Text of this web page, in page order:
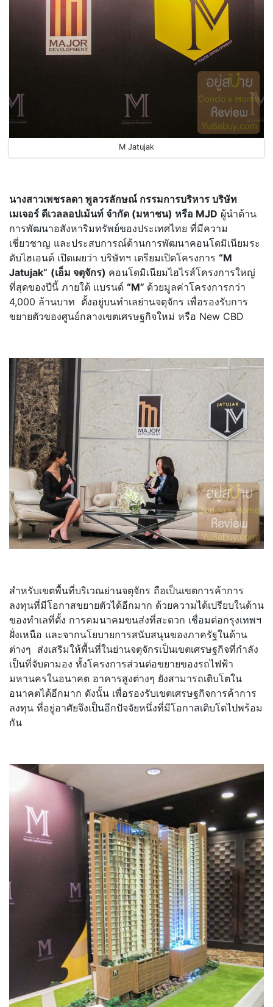
M Jatujak
นางสาวเพชรลดา พูลวรลักษณ์ กรรมการบริหาร บริษัท
เมเจอร์ ดีเวลลอปเม้นท์ จำกัด (มหาชน) หรือ MJD ผู้นำด้าน
การพัฒนาอสังหาริมทรัพย์ของประเทศไทย ที่มีความ
เชี่ยวชาญ และประสบการณ์ด้านการพัฒนาคอนโดมิเนียมระ
ดับไฮเอนด์ เปิดเผยว่า บริษัทฯ เตรียมเปิดโครงการ “M
Jatujak” (เอ็ม จตุจักร) คอนโดมิเนียมไฮไรส์โครงการใหญ่
ที่สุดของปีนี้ ภายใต้ แบรนด์ “M” ด้วยมูลค่าโครงการกว่า
4,000 ล้านบาท ตั้งอยู่บนทำเลย่านจตุจักร เพื่อรองรับการ
ขยายตัวของศูนย์กลางเขตเศรษฐกิจใหม่ หรือ New CBD
สำหรับเขตพื้นที่บริเวณย่านจตุจักร ถือเป็นเขตการค้าการ
ลงทุนที่มีโอกาสขยายตัวได้อีกมาก ด้วยความได้เปรียบในด้าน
ของทำเลที่ตั้ง การคมนาคมขนส่งที่สะดวก เชื่อมต่อกรุงเทพฯ
ฝั่งเหนือ และจากนโยบายการสนับสนุนของภาครัฐในด้าน
ต่างๆ ส่งเสริมให้พื้นที่ในย่านจตุจักรเป็นเขตเศรษฐกิจที่กำลัง
เป็นที่จับตามอง ทั้งโครงการส่วนต่อขยายของรถไฟฟ้า
มหานครในอนาคต อาคารสูงต่างๆ ยังสามารถเติบโตใน
อนาคตได้อีกมาก ดังนั้น เพื่อรองรับเขตเศรษฐกิจการค้าการ
ลงทุน ที่อยู่อาศัยจึงเป็นอีกปัจจัยหนึ่งที่มีโอกาสเติบโตไปพร้อม
กัน